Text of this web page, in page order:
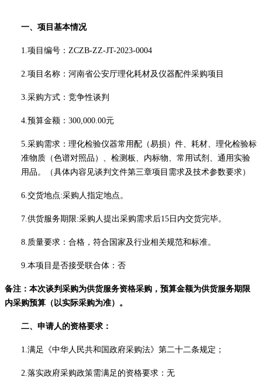
一、项目基本情况
1.项目编号： ZCZB-ZZ-JT-2023-0004
2.项目名称： 河南省公安厅理化耗材及仪器配件采购项目
3.采购方式： 竞争性谈判
4.预算金额 ： 300,000.00元
5.采购需求： 理化检验仪器常用配（易损）件、耗材、理化检验标
准物质（色谱对照品）、检测板、内标物、常用试剂、通用实验
用品。
（具体内容见谈判文件第三章项目需求及技术参数要求）
6.交货地点:采购人指定地点。
7.供货服务期限:采购人提出采购需求后15日内交货完毕。
8.质量要求：合格，符合国家及行业相关规范和标准。
9.本项目是否接受联合体：否
备注：本次谈判采购为供货服务资格采购，预算金额为供货服务期限
内采购预算（以实际采购为准）。
二、申请人的资格要求：
1.满足《中华人民共和国政府采购法》第二十二条规定；
2.落实政府采购政策需满足的资格要求： 无